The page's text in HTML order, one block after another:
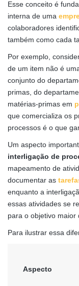
Esse conceito é
interna de uma
colaboradores
também como cada
Por exemplo,
de um item não é
conjunto do
primas, do
matérias-primas em
que comercializa os
processos é o que
Um aspecto
interligação de
mapeamento de
documentar as
enquanto a
essas atividades se
para o objetivo maior
Para ilustrar essa
Aspecto